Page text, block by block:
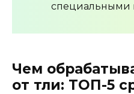
специальными
Чем
от тли: ТОП-5